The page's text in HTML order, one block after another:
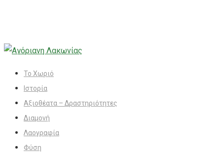
Το Χωριό
Ιστορία
Αξιοθέατα – Δραστηριότητες
Διαμονή
Λαογραφία
Φύση